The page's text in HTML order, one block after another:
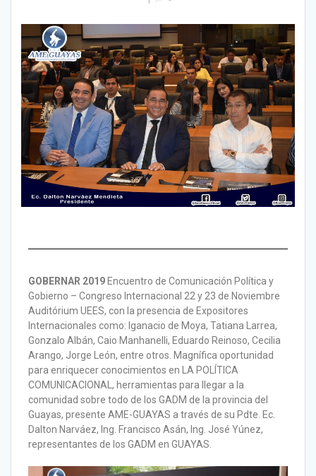
GOBERNAR 2019Encuentro de Comunicación Política y
Gobierno – Congreso Internacional 22 y 23 de Noviembre
Auditórium UEES, con la presencia de Expositores
Internacionales como: Iganacio de Moya, Tatiana Larrea,
Gonzalo Albán, Caio Manhanelli, Eduardo Reinoso, Cecilia
Arango, Jorge León, entre otros. Magnífica oportunidad
para enriquecer conocimientos en LA POLÍTICA
COMUNICACIONAL, herramientas para llegar a la
comunidad sobre todo de los GADM de la provincia del
Guayas, presente AME-GUAYAS a través de su Pdte. Ec.
Dalton Narváez, Ing. Francisco Asán, Ing. José Yúnez,
representantes de los GADM en GUAYAS.